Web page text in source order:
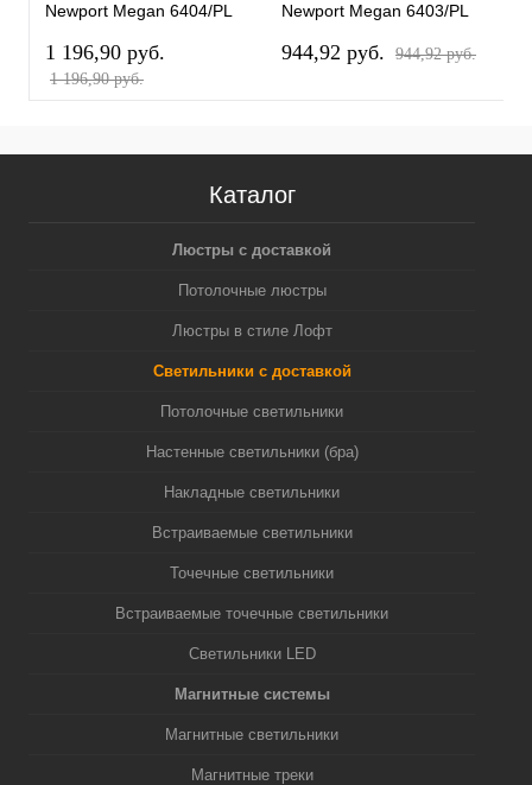
Newport Megan 6404/PL
1 196,90 pуб.
1 196,90 pуб.
Newport Megan 6403/PL
944,92 pуб. 944,92 pуб.
Каталог
Люстры с доставкой
Потолочные люстры
Люстры в стиле Лофт
Светильники с доставкой
Потолочные светильники
Настенные светильники (бра)
Накладные светильники
Встраиваемые светильники
Точечные светильники
Встраиваемые точечные светильники
Светильники LED
Магнитные системы
Магнитные светильники
Магнитные треки